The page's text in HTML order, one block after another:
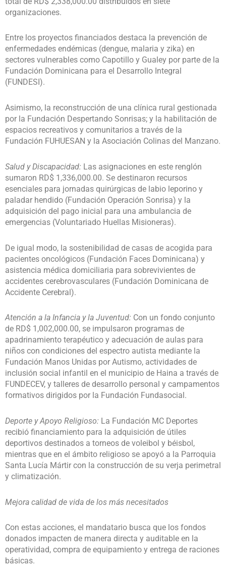
organizaciones.
Entre los proyectos financiados destaca la prevención de
enfermedades endémicas (dengue, malaria y zika) en
sectores vulnerables como Capotillo y Gualey por parte de la
Fundación Dominicana para el Desarrollo Integral
(FUNDESI).
Asimismo, la reconstrucción de una clínica rural gestionada
por la Fundación Despertando Sonrisas; y la habilitación de
espacios recreativos y comunitarios a través de la
Fundación FUHUESAN y la Asociación Colinas del Manzano.
Salud y Discapacidad: Las asignaciones en este renglón
sumaron RD$ 1,336,000.00. Se destinaron recursos
esenciales para jornadas quirúrgicas de labio leporino y
paladar hendido (Fundación Operación Sonrisa) y la
adquisición del pago inicial para una ambulancia de
emergencias (Voluntariado Huellas Misioneras).
De igual modo, la sostenibilidad de casas de acogida para
pacientes oncológicos (Fundación Faces Dominicana) y
asistencia médica domiciliaria para sobrevivientes de
accidentes cerebrovasculares (Fundación Dominicana de
Accidente Cerebral).
Atención a la Infancia y la Juventud: Con un fondo conjunto
de RD$ 1,002,000.00, se impulsaron programas de
apadrinamiento terapéutico y adecuación de aulas para
niños con condiciones del espectro autista mediante la
Fundación Manos Unidas por Autismo, actividades de
inclusión social infantil en el municipio de Haina a través de
FUNDECEV, y talleres de desarrollo personal y campamentos
formativos dirigidos por la Fundación Fundasocial.
Deporte y Apoyo Religioso: La Fundación MC Deportes
recibió financiamiento para la adquisición de útiles
deportivos destinados a torneos de voleibol y béisbol,
mientras que en el ámbito religioso se apoyó a la Parroquia
Santa Lucía Mártir con la construcción de su verja perimetral
y climatización.
Mejora calidad de vida de los más necesitados
Con estas acciones, el mandatario busca que los fondos
donados impacten de manera directa y auditable en la
operatividad, compra de equipamiento y entrega de raciones
básicas.